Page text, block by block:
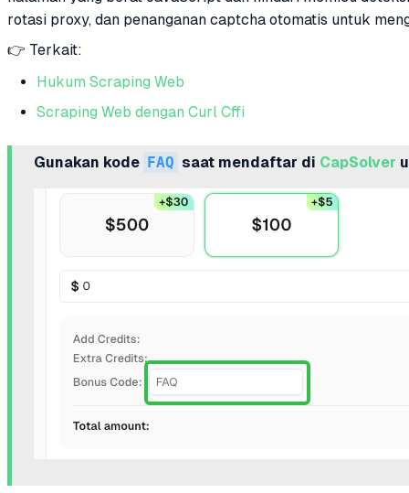
rotasi proxy, dan penanganan captcha otomatis untuk
👉 Terkait:
Hukum Scraping Web
Scraping Web dengan Curl Cffi
Gunakan kode FAQ saat mendaftar di CapSolver